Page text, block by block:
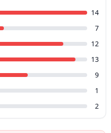
14
7
12
13
9
1
2